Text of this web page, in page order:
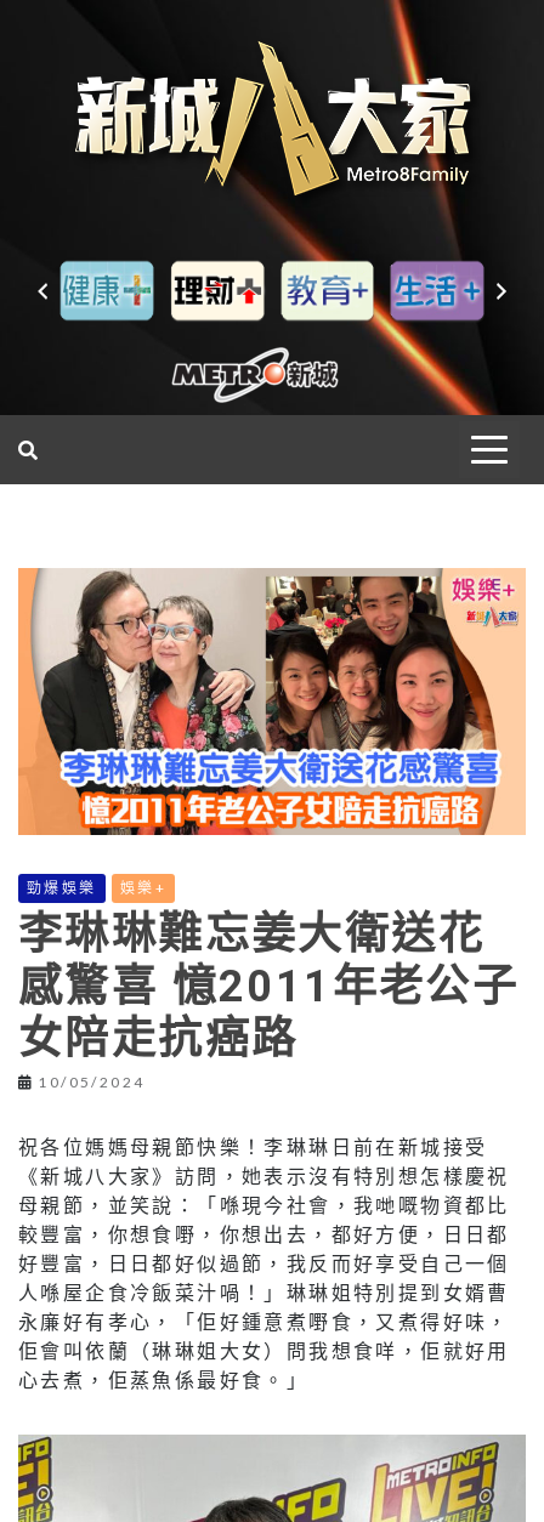
勁爆娛樂 娛樂+
李琳琳難忘姜大衛送花
感驚喜 憶2011年老公子
女陪走抗癌路
10/05/2024
祝各位媽媽母親節快樂！李琳琳日前在新城接受
《新城八大家》訪問，她表示沒有特別想怎樣慶祝
母親節，並笑說：「喺現今社會，我哋嘅物資都比
較豐富，你想食嘢，你想出去，都好方便，日日都
好豐富，日日都好似過節，我反而好享受自己一個
人喺屋企食冷飯菜汁喎！」琳琳姐特別提到女婿曹
永廉好有孝心，「佢好鍾意煮嘢食，又煮得好味，
佢會叫依蘭（琳琳姐大女）問我想食咩，佢就好用
心去煮，佢蒸魚係最好食。」